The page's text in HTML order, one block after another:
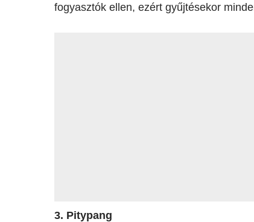
fogyasztók ellen, ezért gyűjtésekor
3. Pitypang